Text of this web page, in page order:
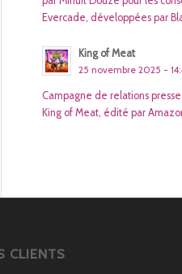
Evercade, développées par
King of Meat
25 novembre 2025 -
Campagne de relations
King of Meat, édité par
CLIENTS